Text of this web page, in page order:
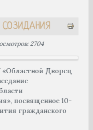
2704
«Областной Дворец
посвященное 10-
гражданского